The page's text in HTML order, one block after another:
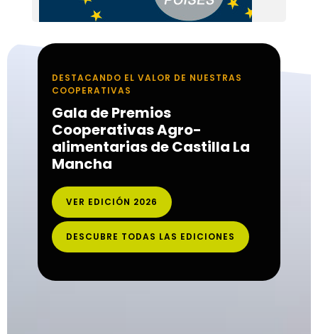
DESTACANDO EL VALOR DE NUESTRAS
COOPERATIVAS
Gala de Premios
Cooperativas Agro-
alimentarias de Castilla La
Mancha
VER EDICIÓN 2026
DESCUBRE TODAS LAS EDICIONES